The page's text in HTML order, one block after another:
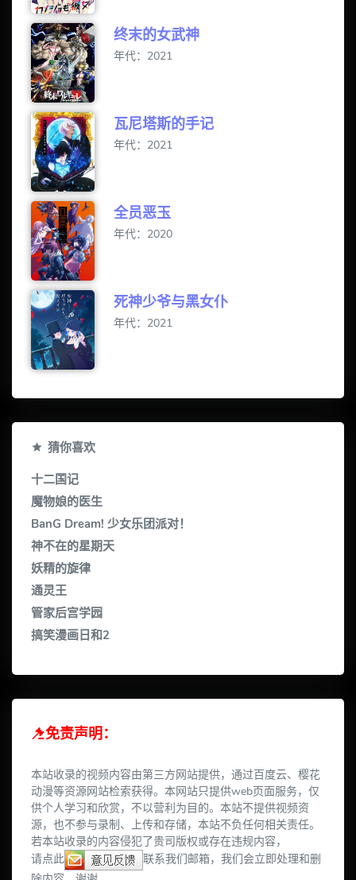
终末的女武神
年代：2021
瓦尼塔斯的手记
年代：2021
全员恶玉
年代：2020
死神少爷与黑女仆
年代：2021
猜你喜欢
十二国记
魔物娘的医生
BanG Dream! 少女乐团派对！
神不在的星期天
妖精的旋律
通灵王
管家后宫学园
搞笑漫画日和2
免责声明：
本站收录的视频内容由第三方网站提供，通过百度云、樱花
动漫等资源网站检索获得。本网站只提供web页面服务，仅
供个人学习和欣赏，不以营利为目的。本站不提供视频资
源，也不参与录制、上传和存储，本站不负任何相关责任。
若本站收录的内容侵犯了贵司版权或存在违规内容，
请点此
联系我们邮箱，我们会立即处理和删